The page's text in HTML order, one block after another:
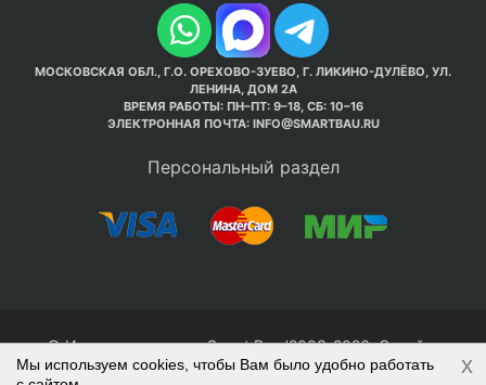
МОСКОВСКАЯ ОБЛ., Г.О. ОРЕХОВО-ЗУЕВО, Г. ЛИКИНО-ДУЛЁВО, УЛ.
ЛЕНИНА, ДОМ 2А
ВРЕМЯ РАБОТЫ: ПН–ПТ: 9–18, СБ: 10–16
ЭЛЕКТРОННАЯ ПОЧТА: INFO@SMARTBAU.RU
Персональный раздел
© Интернет-магазин Smart Bau ’2003-2026. Стройте
правильно с 1-го раза.
Мы используем cookies, чтобы Вам было удобно работать
x